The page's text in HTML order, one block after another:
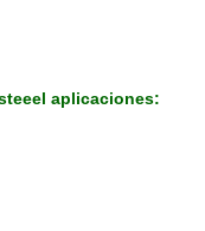
aplicaciones: